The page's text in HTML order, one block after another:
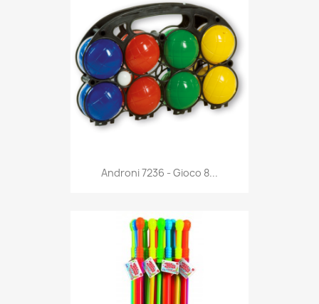
Anteprima
Androni 7236 - Gioco 8...